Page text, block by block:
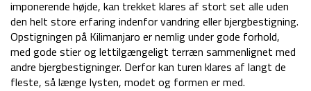
imponerende højde, kan trekket klares af stort set alle uden
den helt store erfaring indenfor vandring eller bjergbestigning.
Opstigningen på Kilimanjaro er nemlig under gode forhold,
med gode stier og lettilgængeligt terræn sammenlignet med
andre bjergbestigninger. Derfor kan turen klares af langt de
fleste, så længe lysten, modet og formen er med.